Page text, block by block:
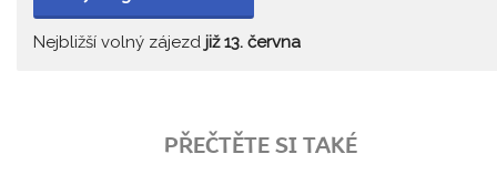
Nejbližší volný zájezd již 13. června
PŘEČTĚTE SI TAKÉ